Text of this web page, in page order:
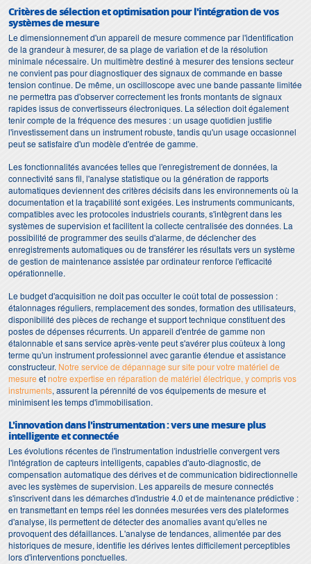
Critères de sélection et optimisation pour l'intégration de vos
systèmes de mesure
Le dimensionnement d'un appareil de mesure commence par l'identification
de la grandeur à mesurer, de sa plage de variation et de la résolution
minimale nécessaire. Un multimètre destiné à mesurer des tensions secteur
ne convient pas pour diagnostiquer des signaux de commande en basse
tension continue. De même, un oscilloscope avec une bande passante limitée
ne permettra pas d'observer correctement les fronts montants de signaux
rapides issus de convertisseurs électroniques. La sélection doit également
tenir compte de la fréquence des mesures : un usage quotidien justifie
l'investissement dans un instrument robuste, tandis qu'un usage occasionnel
peut se satisfaire d'un modèle d'entrée de gamme.
Les fonctionnalités avancées telles que l'enregistrement de données, la
connectivité sans fil, l'analyse statistique ou la génération de rapports
automatiques deviennent des critères décisifs dans les environnements où la
documentation et la traçabilité sont exigées. Les instruments communicants,
compatibles avec les protocoles industriels courants, s'intègrent dans les
systèmes de supervision et facilitent la collecte centralisée des données. La
possibilité de programmer des seuils d'alarme, de déclencher des
enregistrements automatiques ou de transférer les résultats vers un système
de gestion de maintenance assistée par ordinateur renforce l'efficacité
opérationnelle.
Le budget d'acquisition ne doit pas occulter le coût total de possession :
étalonnages réguliers, remplacement des sondes, formation des utilisateurs,
disponibilité des pièces de rechange et support technique constituent des
postes de dépenses récurrents. Un appareil d'entrée de gamme non
étalonnable et sans service après-vente peut s'avérer plus coûteux à long
terme qu'un instrument professionnel avec garantie étendue et assistance
constructeur. Notre service de dépannage sur site pour votre matériel de
mesure etnotre expertise en réparation de matériel électrique, y compris vos
instruments, assurent la pérennité de vos équipements de mesure et
minimisent les temps d'immobilisation.
L'innovation dans l'instrumentation : vers une mesure plus
intelligente et connectée
Les évolutions récentes de l'instrumentation industrielle convergent vers
l'intégration de capteurs intelligents, capables d'auto-diagnostic, de
compensation automatique des dérives et de communication bidirectionnelle
avec les systèmes de supervision. Les appareils de mesure connectés
s'inscrivent dans les démarches d'industrie 4.0 et de maintenance prédictive :
en transmettant en temps réel les données mesurées vers des plateformes
d'analyse, ils permettent de détecter des anomalies avant qu'elles ne
provoquent des défaillances. L'analyse de tendances, alimentée par des
historiques de mesure, identifie les dérives lentes difficilement perceptibles
lors d'interventions ponctuelles.